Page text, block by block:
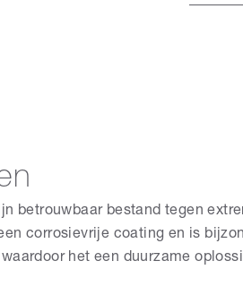
betrouwbaar bestand tegen
corrosievrije coating en is
het een duurzame